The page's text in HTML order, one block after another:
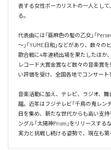
表する女性ボーカリストの一人とし
る。
代表曲には「亜麻色の髪の乙女」「
～」「YUME日和」などがあり、数々
歌合戦に4年連続出場を果たしたほか
レコード大賞金賞など数々の音楽賞
い評価を受け、全国各地でコンサート
音楽活動に加え、テレビ、ラジオ、
躍。近年はフジテレビ「千鳥の鬼レン
目を集め、新たな世代からも高い支
ングル「太陽神Prism」をリリースす
実力と挑戦し続ける姿勢で、現在も第